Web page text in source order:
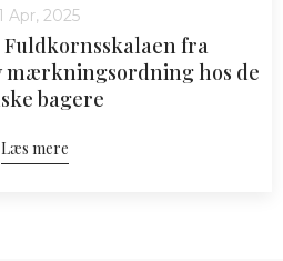
Apr, 2025
fra
mærkningsordning hos de
bagere
Læs mere